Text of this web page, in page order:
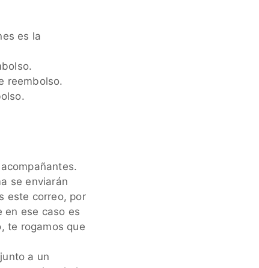
es la
reembolso.
se enviarán
este correo, por
en ese caso es
te rogamos que
a un